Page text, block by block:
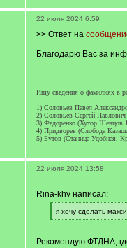
22 июля 2024 6:59
>> Ответ на
Благодарю Вас за
---
Ищу сведения о фамилиях в
1) Соловьев Павел
2) Соловьев Сергей
3) Федоренко (Хутор Шевцов
4) Придворев (Слобода
5) Бутов (Станица Удобная,
22 июля 2024 13:58
Rina-khv написал:
[
q
я хочу сделать
[
]
Рекомендую ФТДНА,